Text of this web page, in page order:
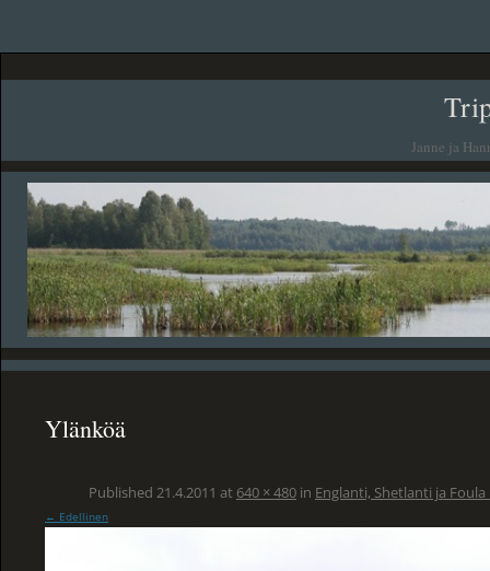
Janne ja
Ylänköä
Published 21.4.2011 at 640 × 480 in Englanti, Shetlanti ja Foula
← Edellinen